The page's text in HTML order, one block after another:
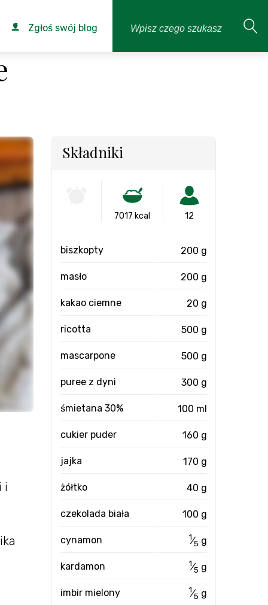
Zgłoś swój blog
i
Składniki
7017 kcal 12
biszkopty 200 g
masło 200 g
kakao ciemne 20 g
ricotta 500 g
mascarpone 500 g
puree z dyni 300 g
śmietana 30% 100 ml
cukier puder 160 g
jajka 170 g
żółtko 40 g
czekolada biała 100 g
cynamon 1⁄5 g
kardamon 1⁄5 g
imbir mielony 1⁄5 g